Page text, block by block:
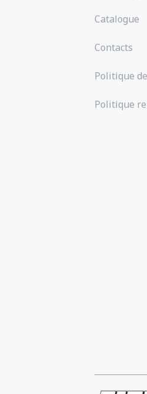
Catalogue
Contacts
Politique
Politique